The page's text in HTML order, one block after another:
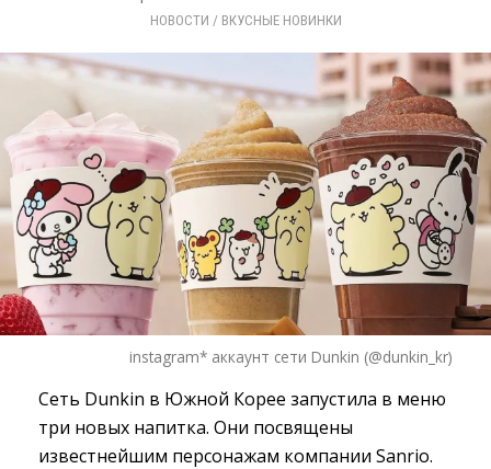
НОВОСТИ / ВКУСНЫЕ НОВИНКИ
instagram* аккаунт сети Dunkin (@dunkin_kr)
Сеть Dunkin в Южной Корее запустила в меню
три новых напитка. Они посвящены
известнейшим персонажам компании Sanrio.